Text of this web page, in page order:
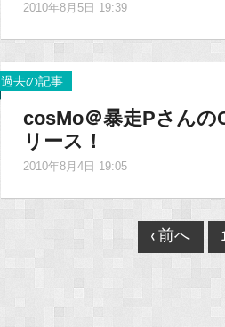
2010年8月5日 19:39
過去の記事
cosMo＠暴走Pさんの
リース！
2010年8月4日 19:05
navigation
‹ 前へ